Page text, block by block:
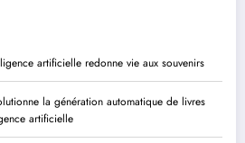
artificielle redonne vie aux souvenirs
la génération automatique de livres
artificielle